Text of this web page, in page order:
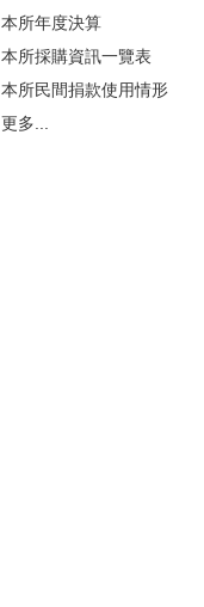
本所年度決算
本所採購資訊一覽表
本所民間捐款使用情形
更多...